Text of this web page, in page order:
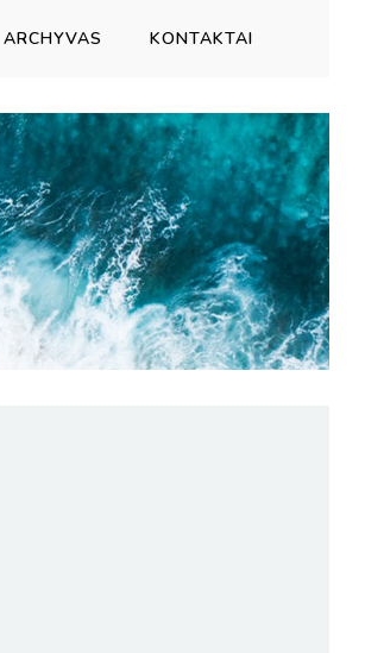
ARCHYVAS KONTAKTAI